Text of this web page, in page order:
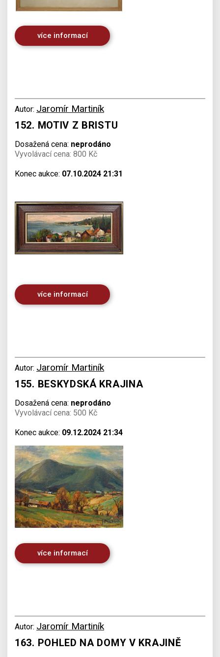
více informací
Autor: Jaromír Martiník
152. MOTIV Z BRISTU
Dosažená cena: neprodáno
Vyvolávací cena: 800 Kč
Konec aukce: 07.10.2024 21:31
více informací
Autor: Jaromír Martiník
155. BESKYDSKÁ KRAJINA
Dosažená cena: neprodáno
Vyvolávací cena: 500 Kč
Konec aukce: 09.12.2024 21:34
více informací
Autor: Jaromír Martiník
163. POHLED NA DOMY V KRAJINĚ